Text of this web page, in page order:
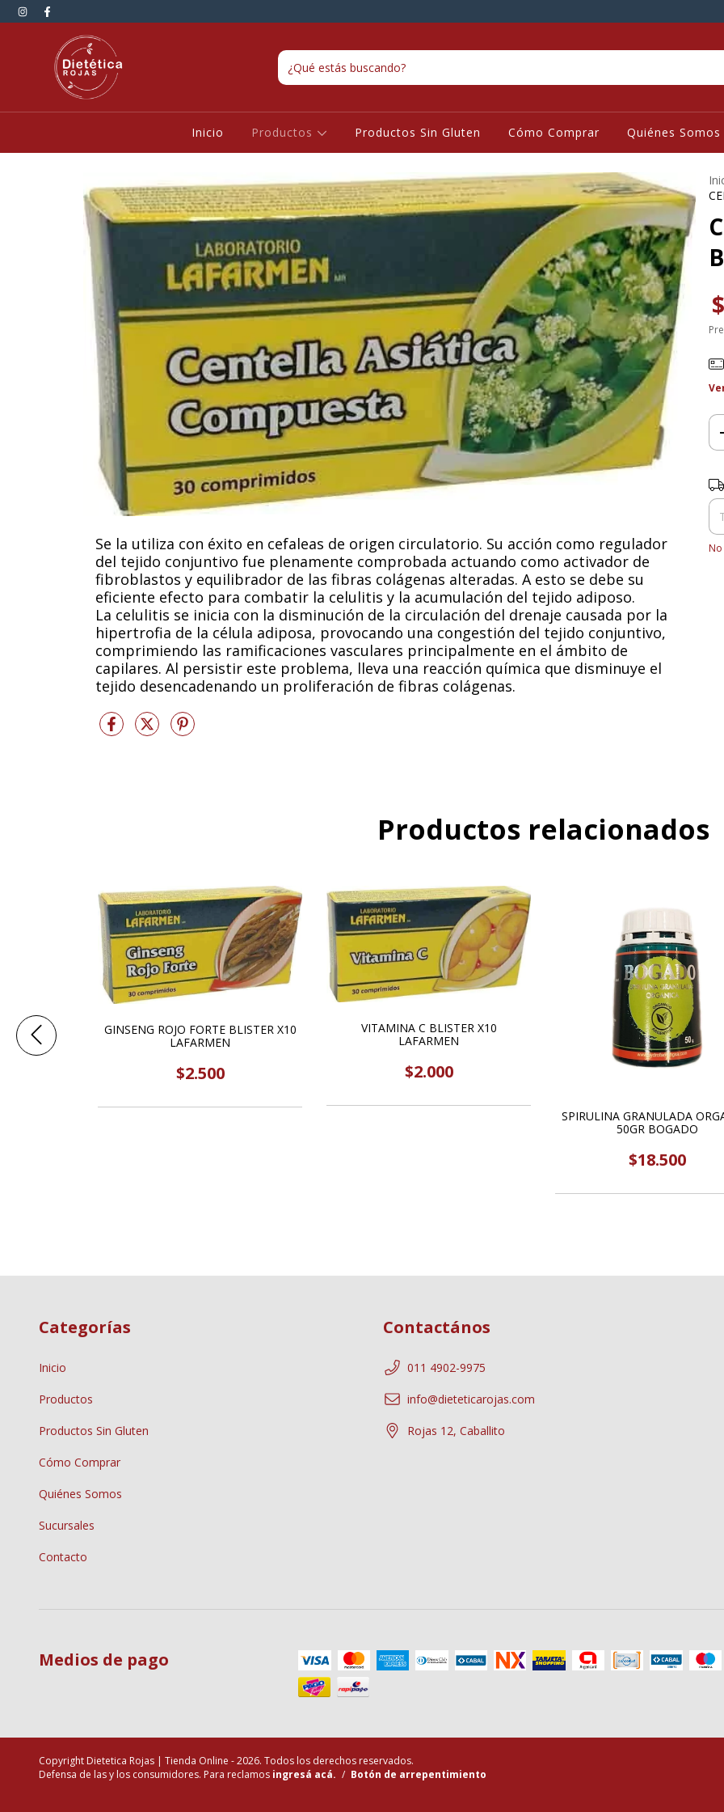
Inicio Productos Productos Sin Gluten Cómo Comprar Quiénes Somos
Se la utiliza con éxito en cefaleas de origen circulatorio. Su acción como regulador
del tejido conjuntivo fue plenamente comprobada actuando como activador de
fibroblastos y equilibrador de las fibras colágenas alteradas. A esto se debe su
eficiente efecto para combatir la celulitis y la acumulación del tejido adiposo.
La celulitis se inicia con la disminución de la circulación del drenaje causada por la
hipertrofia de la célula adiposa, provocando una congestión del tejido conjuntivo,
comprimiendo las ramificaciones vasculares principalmente en el ámbito de
capilares. Al persistir este problema, lleva una reacción química que disminuye el
tejido desencadenando un proliferación de fibras colágenas.
Productos relacionados
GINSENG ROJO FORTE BLISTER X10
LAFARMEN
$2.500
VITAMINA C BLISTER X10
LAFARMEN
$2.000
SPIRULINA GRANULADA
50GR BOGADO
$18.500
Categorías
Inicio
Productos
Productos Sin Gluten
Cómo Comprar
Quiénes Somos
Sucursales
Contacto
Contactános
011 4902-9975
info@dieteticarojas.com
Rojas 12, Caballito
Medios de pago
Copyright Dietetica Rojas | Tienda Online - 2026. Todos los derechos reservados.
Defensa de las y los consumidores. Para reclamos ingresá acá. / Botón de arrepentimiento